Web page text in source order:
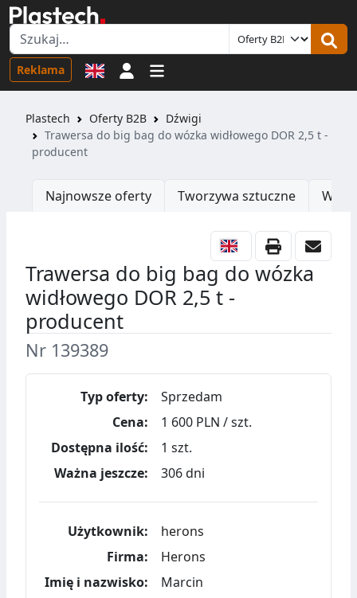
Reklama Logowanie
Plastech Oferty B2B
Dźwigi
Trawersa do big bag do wózka widłowego DOR 2,5 t -
producent
Najnowsze oferty Tworzywa sztuczne
Trawersa do big bag do wózka
widłowego DOR 2,5 t -
producent
Nr 139389
Typ oferty:
Sprzedam
Cena:
1 600 PLN / szt.
Dostępna ilość:
1 szt.
Ważna jeszcze:
306 dni
Użytkownik:
herons
Firma:
Herons
Imię i nazwisko:
Marcin